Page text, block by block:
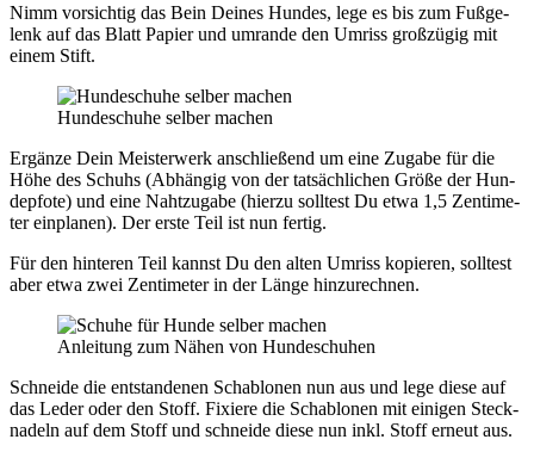
Nimm vor­sich­tig das Bein Dei­nes Hun­des, lege es bis zum Fuß­ge­
lenk auf das Blatt Papier und umran­de den Umriss groß­zü­gig mit
einem Stift.
Hun­de­schu­he sel­ber machen
Ergän­ze Dein Meis­ter­werk anschlie­ßend um eine Zuga­be für die
Höhe des Schuhs (Abhän­gig von der tat­säch­li­chen Grö­ße der Hun­
de­pfo­te) und eine Naht­zu­ga­be (hier­zu soll­test Du etwa 1,5 Zen­ti­me­
ter ein­pla­nen). Der ers­te Teil ist nun fer­tig.
Für den hin­te­ren Teil kannst Du den alten Umriss kopie­ren, soll­test
aber etwa zwei Zen­ti­me­ter in der Län­ge hin­zu­rech­nen.
Anlei­tung zum Nähen von Hun­de­schu­hen
Schnei­de die ent­stan­de­nen Scha­blo­nen nun aus und lege die­se auf
das Leder oder den Stoff. Fixie­re die Scha­blo­nen mit eini­gen Steck­
na­deln auf dem Stoff und schnei­de die­se nun inkl. Stoff erneut aus.